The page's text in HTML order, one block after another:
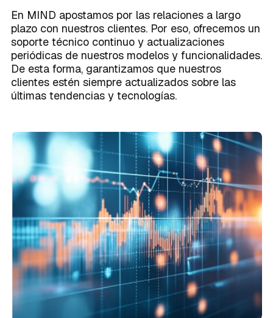
En MIND apostamos por las relaciones a largo
plazo con nuestros clientes. Por eso, ofrecemos un
soporte técnico continuo y actualizaciones
periódicas de nuestros modelos y funcionalidades.
De esta forma, garantizamos que nuestros
clientes estén siempre actualizados sobre las
últimas tendencias y tecnologías.